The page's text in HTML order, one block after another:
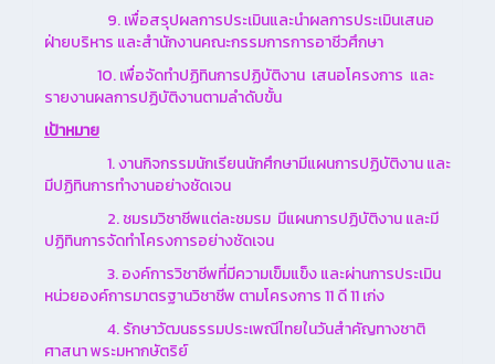
9. เพื่อสรุปผลการประเมินและนำผลการประเมินเสนอ
ฝ่ายบริหาร และสำนักงานคณะกรรมการการอาชีวศึกษา
10. เพื่อจัดทำปฏิทินการปฏิบัติงาน เสนอโครงการ และ
รายงานผลการปฏิบัติงานตามลำดับขั้น
เป้าหมาย
1. งานกิจกรรมนักเรียนนักศึกษามีแผนการปฏิบัติงาน และ
มีปฏิทินการทำงานอย่างชัดเจน
2. ชมรมวิชาชีพแต่ละชมรม มีแผนการปฏิบัติงาน และมี
ปฏิทินการจัดทำโครงการอย่างชัดเจน
3. องค์การวิชาชีพที่มีความเข็มแข็ง และผ่านการประเมิน
หน่วยองค์การมาตรฐานวิชาชีพ ตามโครงการ 11 ดี 11 เก่ง
4. รักษาวัฒนธรรมประเพณีไทยในวันสำคัญทางชาติ
ศาสนา พระมหากษัตริย์